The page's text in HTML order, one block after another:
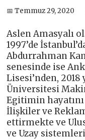
📅 Temmuz 29, 2020
Aslen Amasyalı
1997’de
Abdurrahman
senesinde ise
Lisesi’nden, 2018
Üniversitesi
Egitimin
İlişkiler ve
ettirmekte ve
ve Uzay